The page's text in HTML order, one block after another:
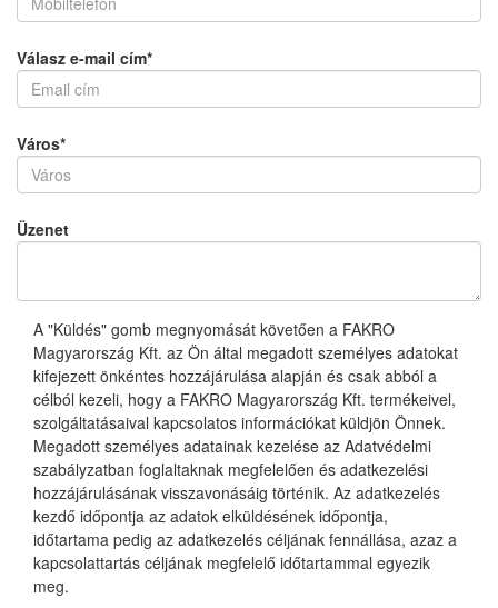
Válasz e-mail cím*
Város*
Üzenet
A "Küldés" gomb megnyomását követően a FAKRO
Magyarország Kft. az Ön által megadott személyes adatokat
kifejezett önkéntes hozzájárulása alapján és csak abból a
célból kezeli, hogy a FAKRO Magyarország Kft. termékeivel,
szolgáltatásaival kapcsolatos információkat küldjön Önnek.
Megadott személyes adatainak kezelése az Adatvédelmi
szabályzatban foglaltaknak megfelelően és adatkezelési
hozzájárulásának visszavonásáig történik. Az adatkezelés
kezdő időpontja az adatok elküldésének időpontja,
időtartama pedig az adatkezelés céljának fennállása, azaz a
kapcsolattartás céljának megfelelő időtartammal egyezik
meg.